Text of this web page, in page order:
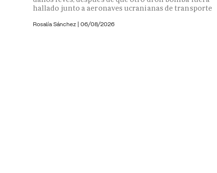
hallado junto a aeronaves ucranianas de transporte
Rosalía Sánchez | 06/08/2026